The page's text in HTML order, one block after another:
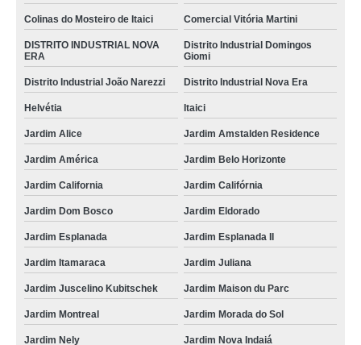
loja de etiqueta branca pequena Franca
etiqueta adesiva branca a4 Colinas do Mosteiro de Itaici
loja de etiqueta redonda branca Jardim Morumbi
quanto custa etiqueta adesiva branca Jardim São Fransciso
loja de etiqueta auto adesiva branca Dic III
etiqueta branca adesiva Paulínia
etiqueta branca para imprimir Jardim Morada do Sol
etiqueta branca Jardim Nely
loja de etiqueta branca redonda Tapiraí
Colinas do Mosteiro de Itaici Comercial Vitória Martini
DISTRITO INDUSTRIAL NOVA
ERA
Distrito Industrial Domingos
Giomi
Distrito Industrial João Narezzi Distrito Industrial Nova Era
Helvétia Itaici
Jardim Alice Jardim Amstalden Residence
Jardim América Jardim Belo Horizonte
Jardim California Jardim Califórnia
Jardim Dom Bosco Jardim Eldorado
Jardim Esplanada Jardim Esplanada II
Jardim Itamaraca Jardim Juliana
Jardim Juscelino Kubitschek Jardim Maison du Parc
Jardim Montreal Jardim Morada do Sol
Jardim Nely Jardim Nova Indaiá